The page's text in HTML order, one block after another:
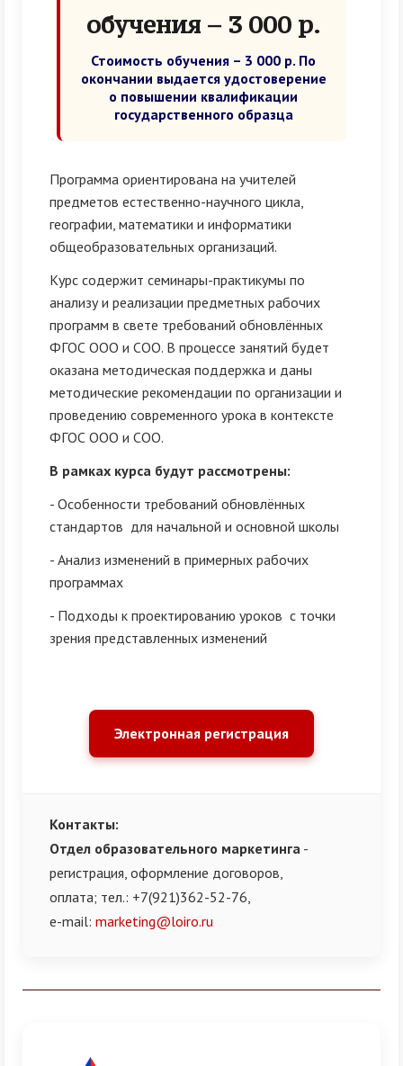
обучения – 3 000 р.
Стоимость обучения – 3 000 р. По
окончании выдается удостоверение
о повышении квалификации
государственного образца
Программа ориентирована на учителей
предметов естественно-научного цикла,
географии, математики и информатики
общеобразовательных организаций.
Курс содержит семинары-практикумы по
анализу и реализации предметных рабочих
программ в свете требований обновлённых
ФГОС ООО и СОО. В процессе занятий будет
оказана методическая поддержка и даны
методические рекомендации по организации и
проведению современного урока в контексте
ФГОС ООО и СОО.
В рамках курса будут рассмотрены:
- Особенности требований обновлённых
стандартов для начальной и основной школы
- Анализ изменений в примерных рабочих
программах
- Подходы к проектированию уроков с точки
зрения представленных изменений
Электронная регистрация
Контакты:
Отдел образовательного маркетинга -
регистрация, оформление договоров,
оплата; тел.: +7(921)362-52-76,
e-mail: marketing@loiro.ru